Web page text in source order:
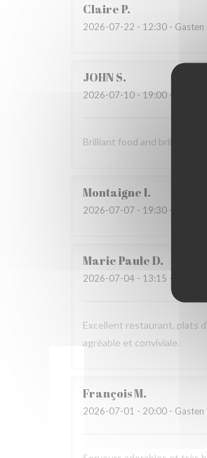
ClaireP
2026-07-22 - 12:30 - Gasten
JOHNS
2026-07-10 - 19:00 - Gasten 2
Brilliant food and brilliant
Montaigne I
2026-07-07 - 19:30 - Gasten 3
Marie PauleD
2026-07-04 - 13:15 - Gasten 4
Excellent restaurant, plats
agréable et conviviale.
FrançoisM
2026-07-01 - 20:00 - Gasten